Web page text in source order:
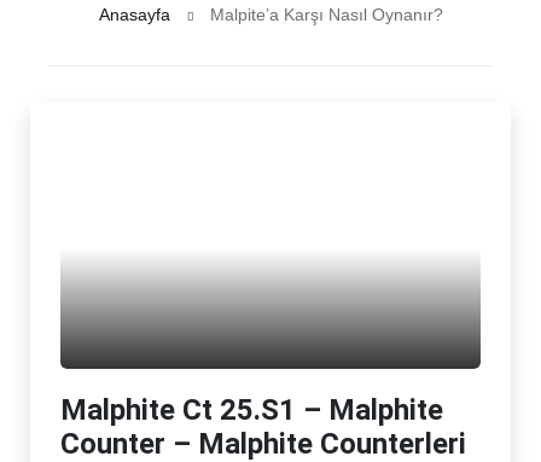
Anasayfa Malpite’a Karşı Nasıl Oynanır?
Malphite Ct 25.S1 – Malphite
Counter – Malphite Counterleri